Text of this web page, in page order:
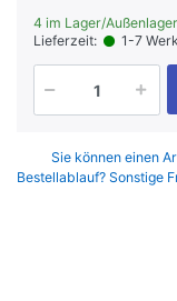
4 im Lager/Außenlager
Lieferzeit:
1-7
Sie können einen
Bestellablauf? Sonstige